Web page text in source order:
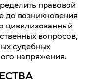
правовой
до возникновения
цивилизованный
вопросов,
судебных
напряжения.